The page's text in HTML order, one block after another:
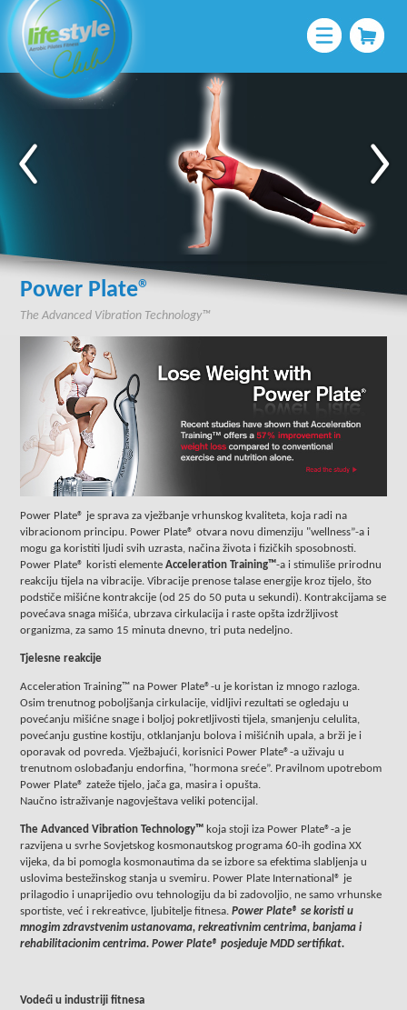
Power Plate®
The Advanced Vibration Technology™
Power Plate® je sprava za vježbanje vrhunskog kvaliteta, koja radi na
vibracionom principu. Power Plate® otvara novu dimenziju "wellness”-a i
mogu ga koristiti ljudi svih uzrasta, načina života i fizičkih sposobnosti.
Power Plate® koristi elementeAcceleration Training™-a i stimuliše prirodnu
reakciju tijela na vibracije. Vibracije prenose talase energije kroz tijelo, što
podstiče mišićne kontrakcije (od 25 do 50 puta u sekundi). Kontrakcijama se
povećava snaga mišića, ubrzava cirkulacija i raste opšta izdržljivost
organizma, za samo 15 minuta dnevno, tri puta nedeljno.
Tjelesne reakcije
Acceleration Training™ na Power Plate®-u je koristan iz mnogo razloga.
Osim trenutnog poboljšanja cirkulacije, vidljivi rezultati se ogledaju u
povećanju mišićne snage i boljoj pokretljivosti tijela, smanjenju celulita,
povećanju gustine kostiju, otklanjanju bolova i mišićnih upala, a brži je i
oporavak od povreda. Vježbajući, korisnici Power Plate®-a uživaju u
trenutnom oslobađanju endorfina, "hormona sreće”. Pravilnom upotrebom
Power Plate® zateže tijelo, jača ga, masira i opušta.
Naučno istraživanje nagovještava veliki potencijal.
The Advanced Vibration Technology™ koja stoji iza Power Plate®-a je
razvijena u svrhe Sovjetskog kosmonautskog programa 60-ih godina XX
vijeka, da bi pomogla kosmonautima da se izbore sa efektima slabljenja u
uslovima bestežinskog stanja u svemiru. Power Plate International® je
prilagodio i unaprijedio ovu tehnologiju da bi zadovoljio, ne samo vrhunske
sportiste, već i rekreativce, ljubitelje fitnesa. Power Plate® se koristi u
mnogim zdravstvenim ustanovama, rekreativnim centrima, banjama i
rehabilitacionim centrima. Power Plate® posjeduje MDD sertifikat.
Vodeći u industriji fitnesa